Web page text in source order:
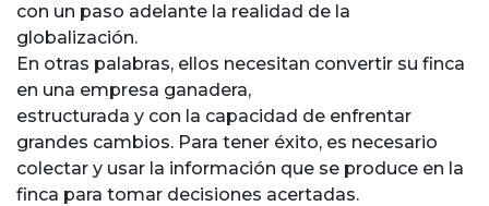
con un paso adelante la realidad de la
globalización.
En otras palabras, ellos necesitan convertir su finca
en una empresa ganadera,
estructurada y con la capacidad de enfrentar
grandes cambios. Para tener éxito, es necesario
colectar y usar la información que se produce en la
finca para tomar decisiones acertadas.